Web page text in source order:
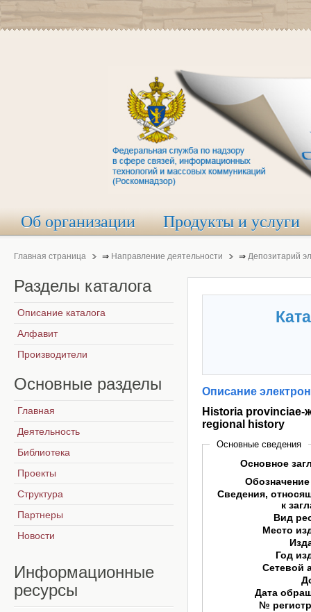
Об организации Продукты и услуги
Главная страница ⇒ Направление деятельности ⇒ Депозитарий
Описание
Historia provinciae-
regional history
Основные сведения
Основное
Сведения,
к
Вид
Место
Год
Сетевой
Дата
№
Разделы каталога
Описание каталога
Алфавит
Производители
Основные разделы
Главная
Деятельность
Библиотека
Проекты
Структура
Партнеры
Новости
Информационные
ресурсы